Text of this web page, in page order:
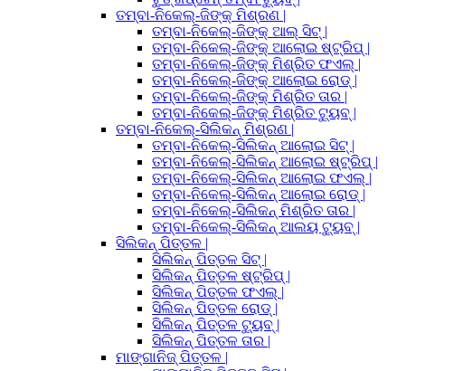
ତମ୍ବା-ନିକେଲ୍-ଜିଙ୍କ୍ ମିଶ୍ରଣ |
ତମ୍ବା-ନିକେଲ୍-ଜିଙ୍କ୍ ଆଲ୍ ସିଟ୍ |
ତମ୍ବା-ନିକେଲ୍-ଜିଙ୍କ୍ ଆଲୋଇ ଷ୍ଟ୍ରିପ୍ |
ତମ୍ବା-ନିକେଲ୍-ଜିଙ୍କ୍ ମିଶ୍ରିତ ଫଏଲ୍ |
ତମ୍ବା-ନିକେଲ୍-ଜିଙ୍କ୍ ଆଲୋଇ ରୋଡ୍ |
ତମ୍ବା-ନିକେଲ୍-ଜିଙ୍କ୍ ମିଶ୍ରିତ ତାର |
ତମ୍ବା-ନିକେଲ୍-ଜିଙ୍କ୍ ମିଶ୍ରିତ ଟ୍ୟୁବ୍ |
ତମ୍ବା-ନିକେଲ୍-ସିଲିକନ୍ ମିଶ୍ରଣ |
ତମ୍ବା-ନିକେଲ୍-ସିଲିକନ୍ ଆଲୋଇ ସିଟ୍ |
ତମ୍ବା-ନିକେଲ୍-ସିଲିକନ୍ ଆଲୋଇ ଷ୍ଟ୍ରିପ୍ |
ତମ୍ବା-ନିକେଲ୍-ସିଲିକନ୍ ଆଲୋଇ ଫଏଲ୍ |
ତମ୍ବା-ନିକେଲ୍-ସିଲିକନ୍ ଆଲୋଇ ରୋଡ୍ |
ତମ୍ବା-ନିକେଲ୍-ସିଲିକନ୍ ମିଶ୍ରିତ ତାର |
ତମ୍ବା-ନିକେଲ୍-ସିଲିକନ୍ ଆଲୟ ଟ୍ୟୁବ୍ |
ସିଲିକନ୍ ପିତ୍ତଳ |
ସିଲିକନ୍ ପିତ୍ତଳ ସିଟ୍ |
ସିଲିକନ୍ ପିତ୍ତଳ ଷ୍ଟ୍ରିପ୍ |
ସିଲିକନ୍ ପିତ୍ତଳ ଫଏଲ୍ |
ସିଲିକନ୍ ପିତ୍ତଳ ରୋଡ୍ |
ସିଲିକନ୍ ପିତ୍ତଳ ଟ୍ୟୁବ୍ |
ସିଲିକନ୍ ପିତ୍ତଳ ତାର |
ମାଙ୍ଗାନିଜ୍ ପିତ୍ତଳ |